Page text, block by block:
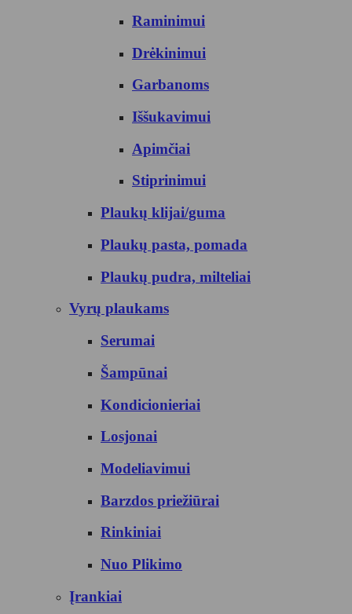
Raminimui
Drėkinimui
Garbanoms
Iššukavimui
Apimčiai
Stiprinimui
Plaukų klijai/guma
Plaukų pasta, pomada
Plaukų pudra, milteliai
Vyrų plaukams
Serumai
Šampūnai
Kondicionieriai
Losjonai
Modeliavimui
Barzdos priežiūrai
Rinkiniai
Nuo Plikimo
Įrankiai